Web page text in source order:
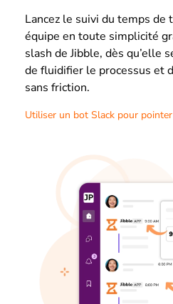
Lancez le suivi du temps de
équipe en toute simplicité
slash de Jibble, dès qu’elle
de fluidifier le processus et
sans friction.
Utiliser un bot Slack pour pointer